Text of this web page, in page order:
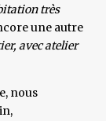
très
une autre
avec atelier
nous